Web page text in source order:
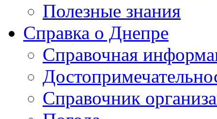
Полезные знания
Справка о Днепре
Справочная
Справочник